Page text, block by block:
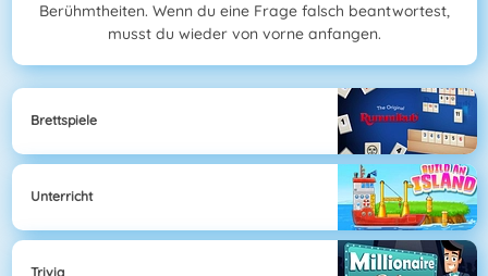
Berühmtheiten. Wenn du eine Frage falsch beantwortest,
musst du wieder von vorne anfangen.
Brettspiele
Unterricht
Trivia